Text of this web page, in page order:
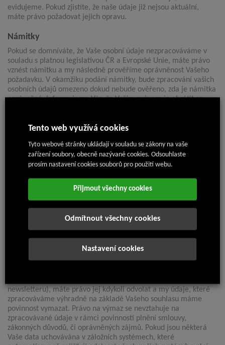
evidujeme. Pokud zjistíte, že naše údaje již nejsou aktuální,
máte právo požadovat jejich opravu.
Námitky
Pokud se domníváte, že Vaše osobní údaje nezpracováváme v
souladu s platnou legislativou ČR a Evropské Unie, máte právo
vznést námitku a my následně prověříme oprávněnost Vašeho
požadavku. V okamžiku podání námitky, bude zpracování vašich
osobních údajů omezeno dokud nebude ověřeno, zda je námitka
oprávněná. Informujeme Vás, že Vaším právem je obrátit se
Osobních Údajů na adrese:
Úřad pro ochranu osobních údajů
Pplk. Sochora 27
170 00 Praha 7
Právo na omezení zpracování
Máte právo na omezení zpracování vašich osobních údajů, v
případě, že se domníváte, že takto evidované nejsou přesné,
případně je zpracováváme protiprávně a dále pokud se
domníváte, že tyto údaje již nepotřebujeme pro účely jejich
zpracování.
newsletteru), máte právo jej kdykoli odvolat a my údaje, které
zpracováváme výhradně na základě Vašeho souhlasu máme
povinnost vymazat. Právo na výmaz se nevztahuje na
zpracovávané údaje v rámci povinnosti plnění smlouvy,
zákonných důvodů, či oprávněných zájmů. Pokud jsou některá
Vaše data uchovávána v záložních systémech, které
Tento web využívá cookies
Tyto webové stránky ukládají v souladu se zákony na vaše
zařízení soubory, obecně nazývané cookies. Odsouhlaste
prosím nastavení cookies souborů pro použití webu.
Přijmout všechny cookies
Odmítnout všechny cookies
Nastavení cookies